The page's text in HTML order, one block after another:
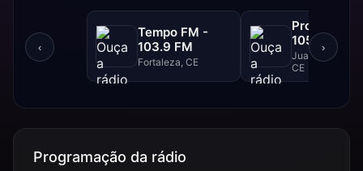
‹
Tempo FM -
103.9 FM
Fortaleza, CE
Progresso
105.1 FM
Juazeiro Do
CE
›
Programação da rádio